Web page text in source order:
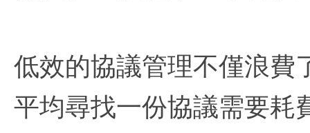
低效的協議管理不僅浪費
平均尋找一份協議需要耗